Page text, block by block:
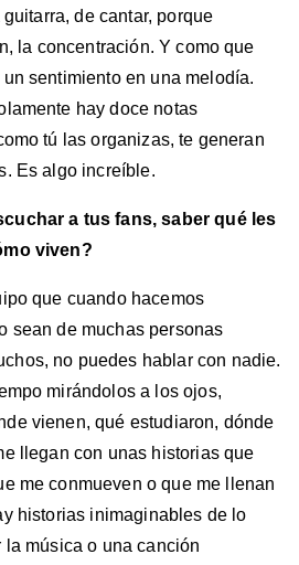
de cantar, porque
la concentración. Y como que
sentimiento en una melodía.
hay doce notas
tú las organizas, te generan
Es algo increíble.
a tus fans, saber qué les
viven?
que cuando hacemos
sean de muchas personas
no puedes hablar con nadie.
mirándolos a los ojos,
vienen, qué estudiaron, dónde
llegan con unas historias que
me conmueven o que me llenan
historias inimaginables de lo
música o una canción